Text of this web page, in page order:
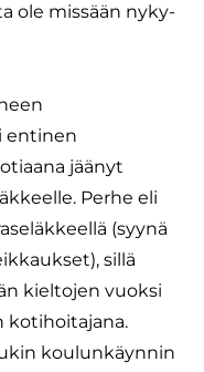
ole missään nyky-
entinen
jäänyt
Perhe eli
(syynä
sillä
kieltojen vuoksi
kotihoitajana.
koulunkäynnin